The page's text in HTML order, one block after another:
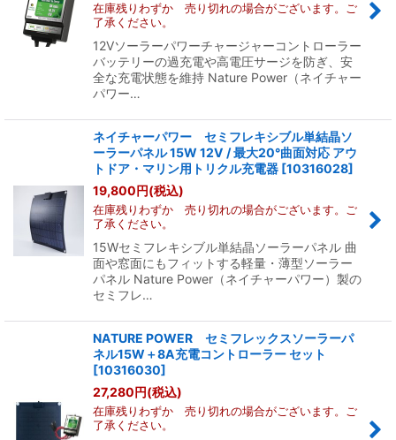
在庫残りわずか 売り切れの場合がございます。ご
了承ください。
12Vソーラーパワーチャージャーコントローラー
バッテリーの過充電や高電圧サージを防ぎ、安
全な充電状態を維持 Nature Power（ネイチャー
パワー…
ネイチャーパワー セミフレキシブル単結晶ソ
ーラーパネル 15W 12V / 最大20°曲面対応 アウ
トドア・マリン用トリクル充電器 [10316028]
19,800円(税込)
在庫残りわずか 売り切れの場合がございます。ご
了承ください。
15Wセミフレキシブル単結晶ソーラーパネル 曲
面や窓面にもフィットする軽量・薄型ソーラー
パネル Nature Power（ネイチャーパワー）製の
セミフレ…
NATURE POWER セミフレックスソーラーパ
ネル15W＋8A充電コントローラー セット
[10316030]
27,280円(税込)
在庫残りわずか 売り切れの場合がございます。ご
了承ください。